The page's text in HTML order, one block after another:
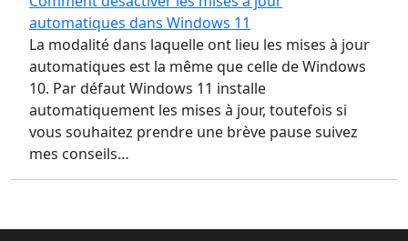
automatiques dans Windows 11
La modalité dans laquelle ont lieu les mises à jour
automatiques est la même que celle de Windows
10. Par défaut Windows 11 installe
automatiquement les mises à jour, toutefois si
vous souhaitez prendre une brève pause suivez
mes conseils…